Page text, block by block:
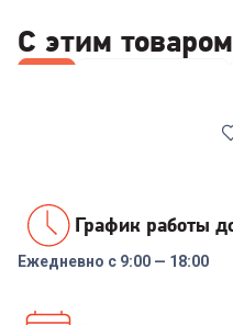
С этим
Набор инструментов
График работы
Ежедневно с 9:00 — 18:00